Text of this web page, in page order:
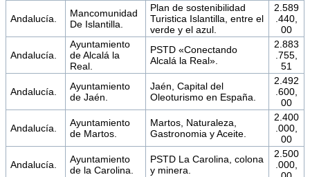
Andalucía.
Mancomunidad
De Islantilla.
Plan de sostenibilidad
Turistica Islantilla, entre el
verde y el azul.
2.589
.440,
00
Andalucía.
Ayuntamiento
de Alcalá la
Real.
PSTD «Conectando
Alcalá la Real».
2.883
.755,
51
Andalucía.
Ayuntamiento
de Jaén.
Jaén, Capital del
Oleoturismo en España.
2.492
.600,
00
Andalucía.
Ayuntamiento
de Martos.
Martos, Naturaleza,
Gastronomia y Aceite.
2.400
.000,
00
Andalucía.
Ayuntamiento
de la Carolina.
PSTD La Carolina, colona
y minera.
2.500
.000,